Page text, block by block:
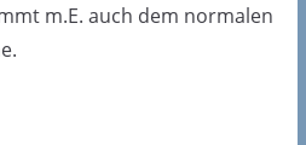
m.E. auch dem normalen